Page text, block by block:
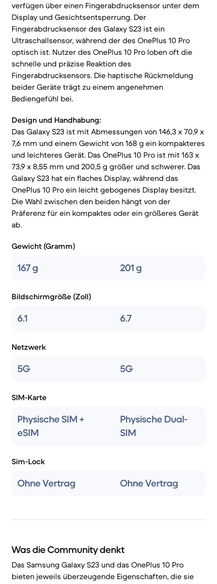
verfügen über einen Fingerabdrucksensor unter dem
Display und Gesichtsentsperrung. Der
Fingerabdrucksensor des Galaxy S23 ist ein
Ultraschallsensor, während der des OnePlus 10 Pro
optisch ist. Nutzer des OnePlus 10 Pro loben oft die
schnelle und präzise Reaktion des
Fingerabdrucksensors. Die haptische Rückmeldung
beider Geräte trägt zu einem angenehmen
Bediengefühl bei.
Design und Handhabung:
Das Galaxy S23 ist mit Abmessungen von 146,3 x 70,9 x
7,6 mm und einem Gewicht von 168 g ein kompakteres
und leichteres Gerät. Das OnePlus 10 Pro ist mit 163 x
73,9 x 8,55 mm und 200,5 g größer und schwerer. Das
Galaxy S23 hat ein flaches Display, während das
OnePlus 10 Pro ein leicht gebogenes Display besitzt.
Die Wahl zwischen den beiden hängt von der
Präferenz für ein kompaktes oder ein größeres Gerät
ab.
Gewicht (Gramm)
167 g 201 g
Bildschirmgröße (Zoll)
6.1 6.7
Netzwerk
5G 5G
SIM-Karte
Physische SIM +
eSIM
Physische Dual-
SIM
Sim-Lock
Ohne Vertrag Ohne Vertrag
Was die Community denkt
Das Samsung Galaxy S23 und das OnePlus 10 Pro
bieten jeweils überzeugende Eigenschaften, die sie